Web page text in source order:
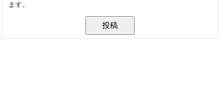
ます。